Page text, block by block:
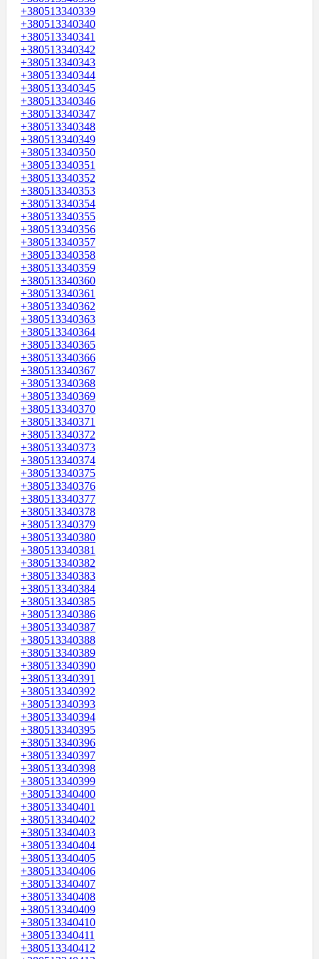
+380513340339
+380513340340
+380513340341
+380513340342
+380513340343
+380513340344
+380513340345
+380513340346
+380513340347
+380513340348
+380513340349
+380513340350
+380513340351
+380513340352
+380513340353
+380513340354
+380513340355
+380513340356
+380513340357
+380513340358
+380513340359
+380513340360
+380513340361
+380513340362
+380513340363
+380513340364
+380513340365
+380513340366
+380513340367
+380513340368
+380513340369
+380513340370
+380513340371
+380513340372
+380513340373
+380513340374
+380513340375
+380513340376
+380513340377
+380513340378
+380513340379
+380513340380
+380513340381
+380513340382
+380513340383
+380513340384
+380513340385
+380513340386
+380513340387
+380513340388
+380513340389
+380513340390
+380513340391
+380513340392
+380513340393
+380513340394
+380513340395
+380513340396
+380513340397
+380513340398
+380513340399
+380513340400
+380513340401
+380513340402
+380513340403
+380513340404
+380513340405
+380513340406
+380513340407
+380513340408
+380513340409
+380513340410
+380513340411
+380513340412